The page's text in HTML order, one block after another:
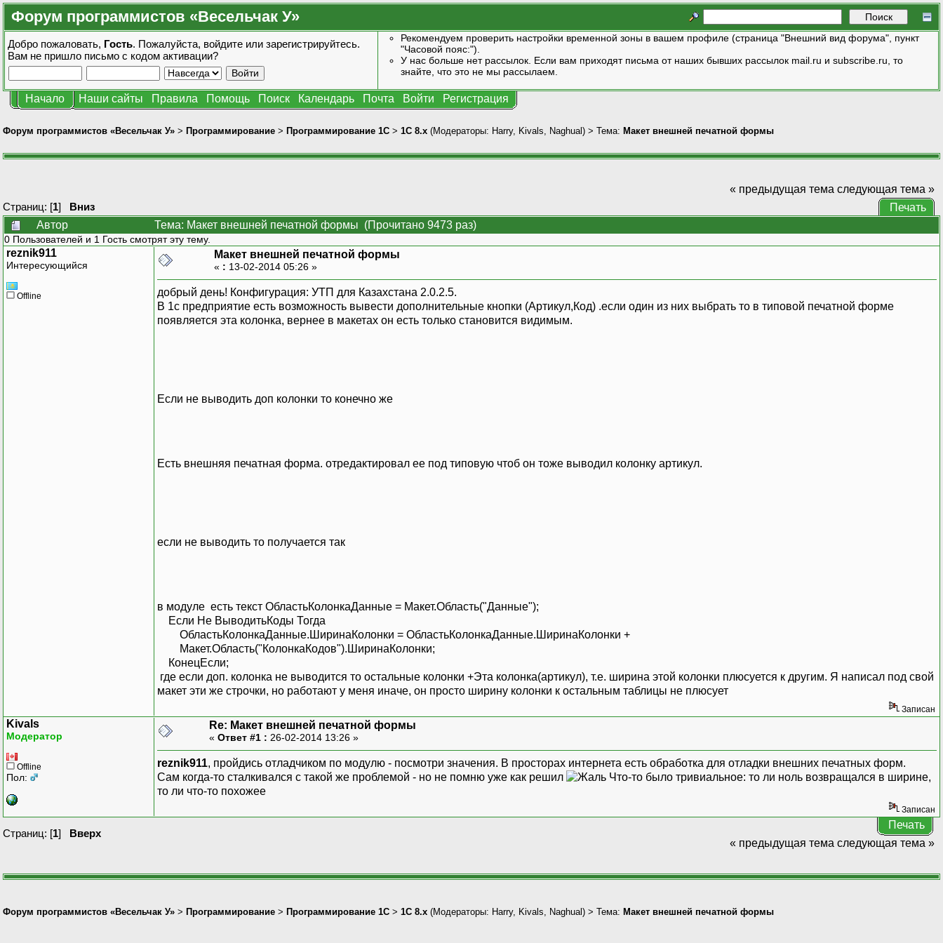
Форум программистов «Весельчак У»
Добро пожаловать, Гость. Пожалуйста, войдите или зарегистрируйтесь.
Вам не пришло письмо с кодом активации?
Рекомендуем проверить настройки временной зоны в вашем профиле (страница "Внешний вид форума", пункт
"Часовой пояс:").
У нас больше нет рассылок. Если вам приходят письма от наших бывших рассылок mail.ru и subscribe.ru, то
знайте, что это не мы рассылаем.
Начало Наши сайты Правила Помощь Поиск Календарь Почта Войти Регистрация
Форум программистов «Весельчак У» > Программирование > Программирование 1С > 1С 8.x (Модераторы: Harry, Kivals Naghual) > Тема: Макет внешней печатной формы
Страниц: [1] Вниз
« предыдущая тема следующая тема »
Печать
Автор
Тема: Макет внешней печатной формы (Прочитано 9473 раз)
0 Пользователей и 1 Гость смотрят эту тему.
reznik911
Интересующийся
Offline
Макет внешней печатной формы
« : 13-02-2014 05:26 »
добрый день! Конфигурация: УТП для Казахстана 2.0.2.5.
В 1с предприятие есть возможность вывести дополнительные кнопки (Артикул,Код) .если один из них выбрать то в типовой печатной форме
появляется эта колонка, вернее в макетах он есть только становится видимым.
Если не выводить доп колонки то конечно же
Есть внешняя печатная форма. отредактировал ее под типовую чтоб он тоже выводил колонку артикул.
если не выводить то получается так
в модуле есть текст ОбластьКолонкаДанные = Макет.Область("Данные");
Если Не ВыводитьКоды Тогда
ОбластьКолонкаДанные.ШиринаКолонки = ОбластьКолонкаДанные.ШиринаКолонки +
Макет.Область("КолонкаКодов").ШиринаКолонки;
КонецЕсли;
где если доп. колонка не выводится то остальные колонки +Эта колонка(артикул), т.е. ширина этой колонки плюсуется к другим. Я написал под свой
макет эти же строчки, но работают у меня иначе, он просто ширину колонки к остальным таблицы не плюсует
Записан
Kivals
Модератор
Offline
Пол:
Re: Макет внешней печатной формы
« Ответ #1 : 26-02-2014 13:26 »
reznik911, пройдись отладчиком по модулю - посмотри значения. В просторах интернета есть обработка для отладки внешних печатных форм.
Сам когда-то сталкивался с такой же проблемой - но не помню уже как решил
Что-то было тривиальное: то ли ноль возвращался в ширине,
то ли что-то похожее
Записан
Страниц: [1] Вверх
Печать
« предыдущая тема следующая тема »
Форум программистов «Весельчак У» > Программирование > Программирование 1С > 1С 8.x (Модераторы: Harry, Kivals Naghual) > Тема: Макет внешней печатной формы